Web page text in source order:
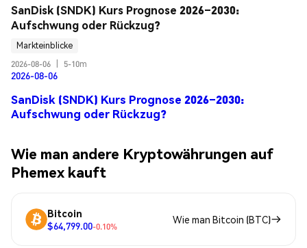
SanDisk (SNDK) Kurs Prognose 2026–2030:
Aufschwung oder Rückzug?
Markteinblicke
2026-08-06
5-10m
2026-08-06
SanDisk (SNDK) Kurs Prognose 2026–2030:
Aufschwung oder Rückzug?
Wie man andere Kryptowährungen auf
Phemex kauft
Bitcoin
$64,799.00-0.10%
Wie man Bitcoin (BTC)